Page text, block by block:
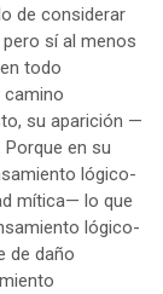
de considerar
sí al menos
todo
camino
su aparición —
en su
lógico-
mítica— lo que
lógico-
de daño